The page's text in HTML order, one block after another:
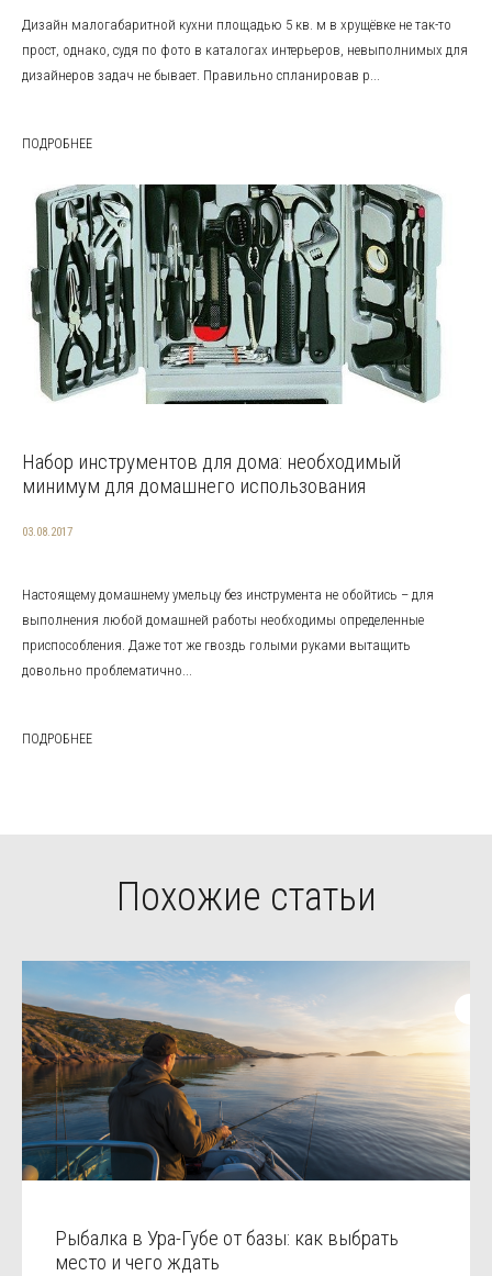
Дизайн малогабаритной кухни площадью 5 кв. м в хрущёвке не так-то
прост, однако, судя по фото в каталогах интерьеров, невыполнимых для
дизайнеров задач не бывает. Правильно спланировав р...
ПОДРОБНЕЕ
Набор инструментов для дома: необходимый
минимум для домашнего использования
03.08.2017
Настоящему домашнему умельцу без инструмента не обойтись – для
выполнения любой домашней работы необходимы определенные
приспособления. Даже тот же гвоздь голыми руками вытащить
довольно проблематично...
ПОДРОБНЕЕ
Похожие статьи
Рыбалка в Ура-Губе от базы: как выбрать
место и чего ждать